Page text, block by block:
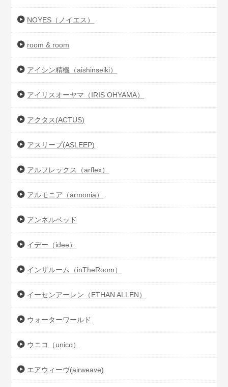
NOYES（ノイエス）
room & room
アイシン精機（aishinseiki）
アイリスオーヤマ（IRIS OHYAMA）
アクタス(ACTUS)
アスリープ(ASLEEP)
アルフレックス（arflex）
アルモニア（armonia）
アンネルベッド
イデー（idee）
インザルーム（inTheRoom）
イーセンアーレン（ETHAN ALLEN）
ウォーターワールド
ウニコ（unico）
エアウィーヴ(airweave)